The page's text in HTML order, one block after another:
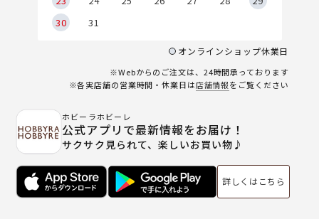
30
31
オンラインショップ休業日
※Webからのご注文は、24時間承っております
※各実店舗の営業時間・休業日は店舗情報をご覧ください
ホビーラホビーレ
公式アプリで最新情報をお届け！
サクサク見られて、楽しいお買い物♪
詳しくはこちら